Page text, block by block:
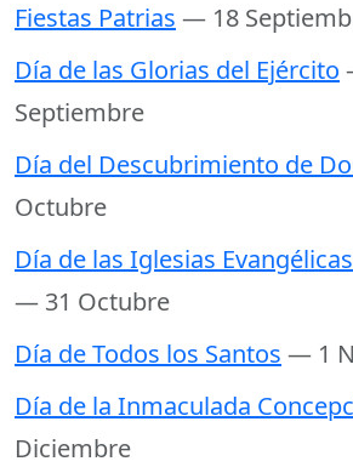
Fiestas Patrias — 18
Día de las Glorias del Ejército
Septiembre
Día del Descubrimiento de
Octubre
Día de las Iglesias
— 31 Octubre
Día de Todos los Santos — 1
Día de la Inmaculada
Diciembre